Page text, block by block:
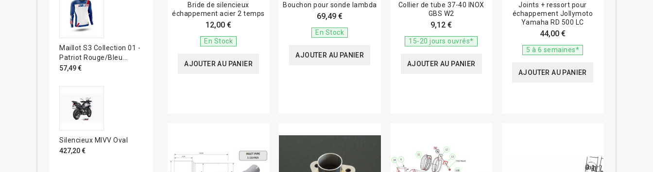
Maillot S3 Collection 01 -
Patriot Rouge/bleu...
57,49 €
Silencieux MIVV Oval
427,20 €
Bride de silencieux
échappement acier 2 temps
12,00 €
En Stock
AJOUTER AU PANIER
Bouchon pour sonde lambda
69,49 €
En Stock
AJOUTER AU PANIER
Collier de tube 37-40 INOX
GBS W2
9,12 €
15-20 jours ouvrés*
AJOUTER AU PANIER
Joints + ressort pour
échappement Jollymoto
Yamaha RD 500 LC
44,00 €
5 à 6 semaines*
AJOUTER AU PANIER